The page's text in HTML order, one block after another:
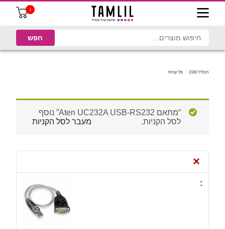
1
תמליל 2100 סל קניות
“מתאם Aten UC232A USB-RS232” נוסף
לסל הקניות.
מעבר לסל הקניות
×